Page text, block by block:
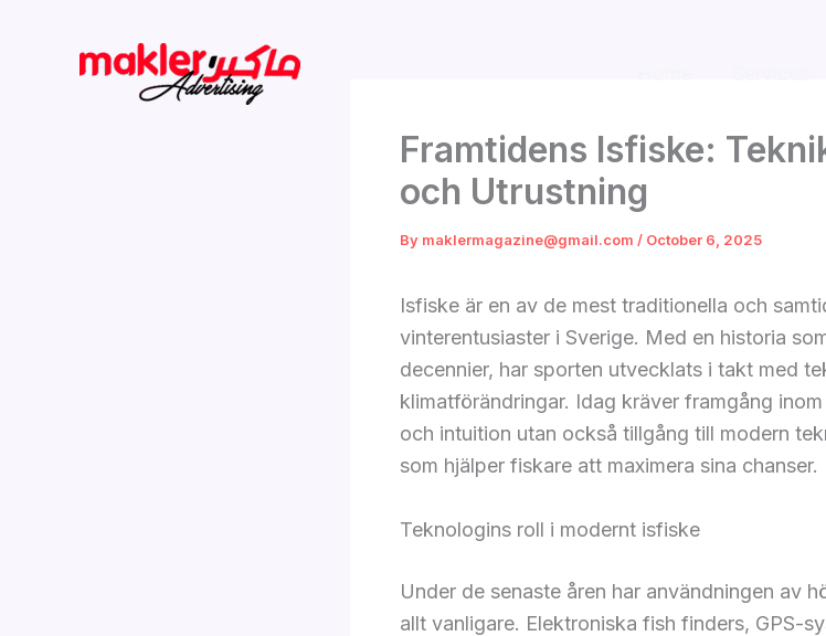
Framtidens Isfiske:
och Utrustning
By maklermagazine@gmail.com / October 6, 2025
Isfiske är en av de mest traditionella och
vinterentusiaster i Sverige. Med en historia
decennier, har sporten utvecklats i takt med
klimatförändringar. Idag kräver framgång
och intuition utan också tillgång till modern
som hjälper fiskare att maximera sina chanser.
Teknologins roll i modernt isfiske
Under de senaste åren har användningen av
allt vanligare. Elektroniska fish finders, GPS-